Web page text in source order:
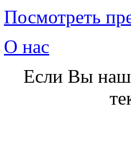
Посмотреть
О нас
Если Вы